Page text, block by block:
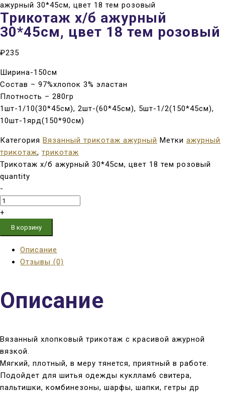
ажурный 30*45см, цвет 18 тем розовый
Трикотаж х/б ажурный
30*45см, цвет 18 тем розовый
₽235
Ширина-150см
Состав – 97%хлопок 3% эластан
Плотность – 280гр
1шт-1/10(30*45см), 2шт-(60*45см), 5шт-1/2(150*45см),
10шт-1ярд(150*90см)
Категория Вязанный трикотаж ажурный Метки ажурный
трикотаж, трикотаж
Трикотаж х/б ажурный 30*45см, цвет 18 тем розовый
quantity
-
+
В корзину
Описание
Отзывы (0)
Описание
Вязанный хлопковый трикотаж с красивой ажурной
вязкой.
Мягкий, плотный, в меру тянется, приятный в работе.
Подойдет для шитья одежды кукллам6 свитера,
пальтишки, комбинезоны, шарфы, шапки, гетры др